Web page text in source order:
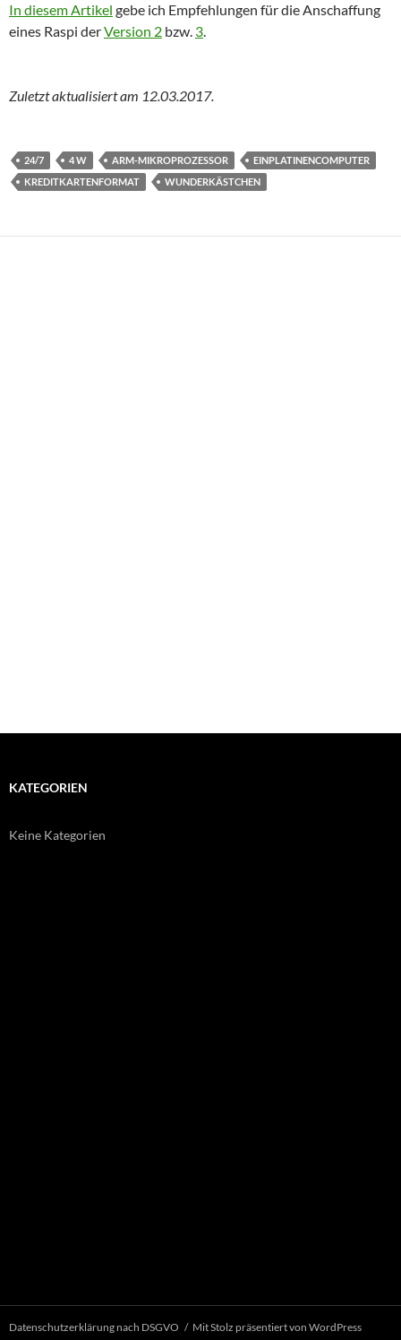
In diesem Artikel gebe ich Empfehlungen für die Anschaffung
eines Raspi derVersion 2 bzw. 3
Zuletzt aktualisiert am 12.03.2017.
24/7 4 W ARM-MIKROPROZESSOR
EINPLATINENCOMPUTER
KREDITKARTENFORMAT
WUNDERKÄSTCHEN
KATEGORIEN
Keine Kategorien
Datenschutzerklärung nach DSGVO Mit Stolz präsentiert von WordPress